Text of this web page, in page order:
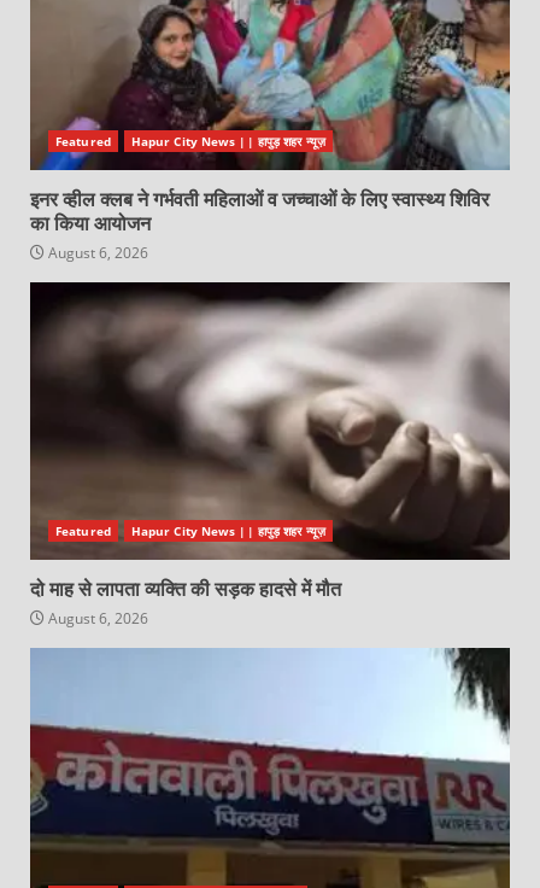
Featured Hapur City News || हापुड़ शहर न्यूज़
इनर व्हील क्लब ने गर्भवती महिलाओं व जच्चाओं के लिए स्वास्थ्य शिविर
का किया आयोजन
August 6, 2026
Featured Hapur City News || हापुड़ शहर न्यूज़
दो माह से लापता व्यक्ति की सड़क हादसे में मौत
August 6, 2026